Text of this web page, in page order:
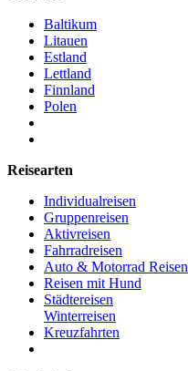
Baltikum
Litauen
Estland
Lettland
Finnland
Polen
Reisearten
Individualreisen
Gruppenreisen
Aktivreisen
Fahrradreisen
Auto & Motorrad Reisen
Reisen mit Hund
Städtereisen
Winterreisen
Kreuzfahrten